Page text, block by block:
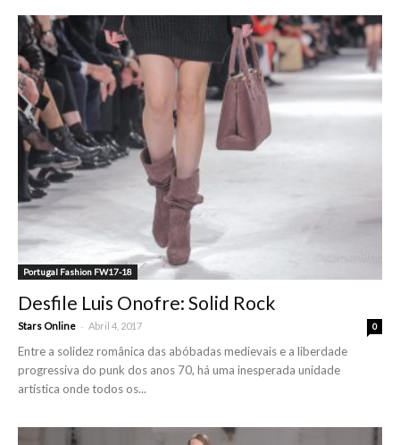
Portugal Fashion FW17-18
Desfile Luis Onofre: Solid Rock
Stars Online - Abril 4, 2017 0
Entre a solidez românica das abóbadas medievais e a liberdade
progressiva do punk dos anos 70, há uma inesperada unidade
artística onde todos os...